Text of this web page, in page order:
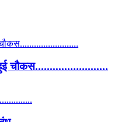
चौकस.........................